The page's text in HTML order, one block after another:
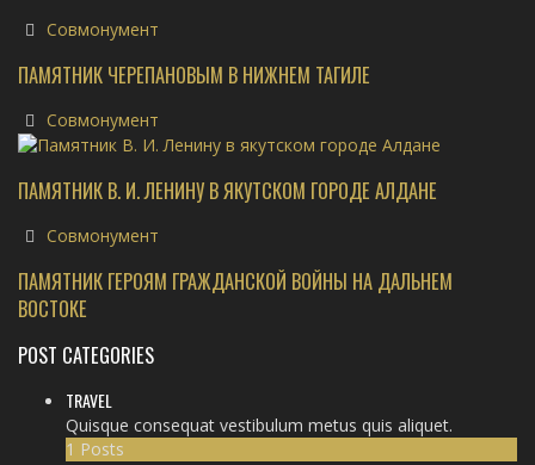
Совмонумент
ПАМЯТНИК ЧЕРЕПАНОВЫМ В НИЖНЕМ ТАГИЛЕ
Совмонумент
ПАМЯТНИК В. И. ЛЕНИНУ В ЯКУТСКОМ ГОРОДЕ АЛДАНЕ
Совмонумент
ПАМЯТНИК ГЕРОЯМ ГРАЖДАНСКОЙ ВОЙНЫ НА ДАЛЬНЕМ
ВОСТОКЕ
POST CATEGORIES
TRAVEL
Quisque consequat vestibulum metus quis aliquet.
1 Posts